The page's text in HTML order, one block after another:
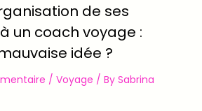
de ses
un coach voyage :
idée ?
/ Voyage / By Sabrina